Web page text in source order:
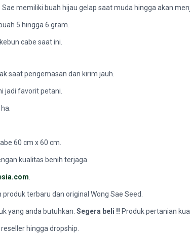
memiliki buah hijau gelap saat muda hingga akan
5 hingga 6 gram.
cabe saat ini.
saat pengemasan dan kirim jauh.
jadi favorit petani.
60 cm x 60 cm.
kualitas benih terjaga.
terbaru dan original Wong Sae Seed.
yang anda butuhkan. Segera beli !! Produk pertanian
hingga dropship.